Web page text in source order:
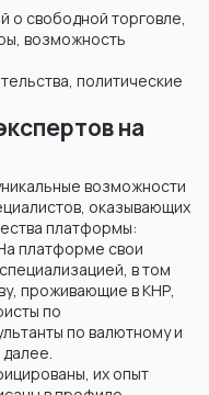
о свободной торговле,
возможность
политические
на
возможности
оказывающих
платформы:
платформе свои
в том
проживающие в КНР,
по
по валютному и
их опыт